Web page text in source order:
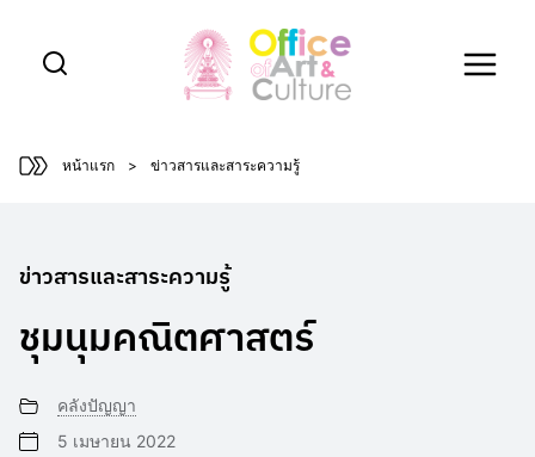
content
หน้าแรก > ข่าวสารและสาระความรู้
ข่าวสารและสาระความรู้
ชุมนุมคณิตศาสตร์
คลังปัญญา
5 เมษายน 2022